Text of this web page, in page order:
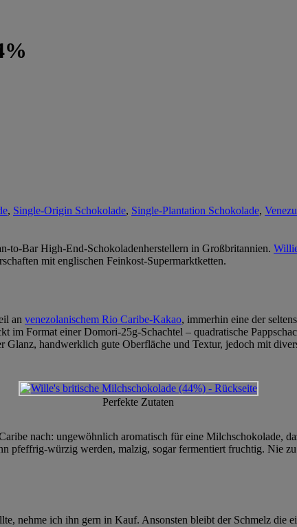
, Single-Origin Schokolade, Single-Plantation Schokolade,
to-Bar High-End-Schokoladenherstellern in Großbritannien.
mit englischen Feinkost-Supermarktketten.
an venezolanischem Rio Caribe-Kakao, immerhin eine der
im Format einer Domori-25g-Schachtel – quadratische
Glanz, handwerklich gute Oberfläche und Textur, jedoch mit
Perfekte Zutaten
nach: ungewöhnlich aromatisch für eine Milchschokolade,
pfeffrig-würzig werden, malzig, sogar fermentiert fruchtig. Nie
nehme ich ihn gern in Kauf. Ansonsten bleibt der Schmelz die